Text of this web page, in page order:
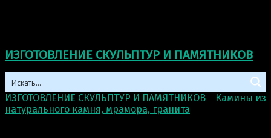
ИЗГОТОВЛЕНИЕ СКУЛЬПТУР И ПАМЯТНИКОВ
ИЗГОТОВЛЕНИЕ СКУЛЬПТУР И ПАМЯТНИКОВ
Камины из
натурального камня, мрамора, гранита